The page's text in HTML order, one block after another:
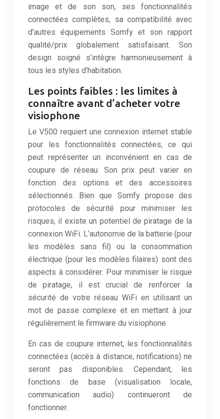
image et de son son, ses fonctionnalités
connectées complètes, sa compatibilité avec
d’autres équipements Somfy et son rapport
qualité/prix globalement satisfaisant. Son
design soigné s’intègre harmonieusement à
tous les styles d’habitation.
Les points faibles : les limites à
connaître avant d’acheter votre
visiophone
Le V500 requiert une connexion internet stable
pour les fonctionnalités connectées, ce qui
peut représenter un inconvénient en cas de
coupure de réseau. Son prix peut varier en
fonction des options et des accessoires
sélectionnés. Bien que Somfy propose des
protocoles de sécurité pour minimiser les
risques, il existe un potentiel de piratage de la
connexion WiFi. L’autonomie de la batterie (pour
les modèles sans fil) ou la consommation
électrique (pour les modèles filaires) sont des
aspects à considérer. Pour minimiser le risque
de piratage, il est crucial de renforcer la
sécurité de votre réseau WiFi en utilisant un
mot de passe complexe et en mettant à jour
régulièrement le firmware du visiophone.
En cas de coupure internet, les fonctionnalités
connectées (accès à distance, notifications) ne
seront pas disponibles. Cependant, les
fonctions de base (visualisation locale,
communication audio) continueront de
fonctionner.